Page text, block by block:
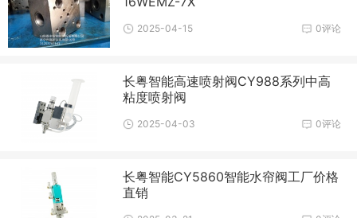
0评论
2025-04-15
长粤智能高速喷射阀CY988系列中高
粘度喷射阀
0评论
2025-04-03
长粤智能CY5860智能水帘阀工厂价格
直销